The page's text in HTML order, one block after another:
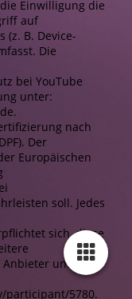
die Einwilligung die
auf
(z. B. Device-
Die
bei YouTube
unter:
nach
Der
Europäischen
soll. Jedes
sich, diese
Anbieter unter
participant/5780.